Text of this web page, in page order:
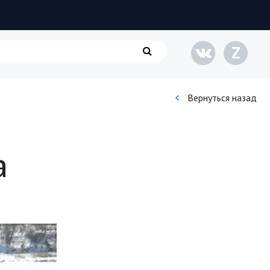
Домашние животные
Строительство
Культура и общество
Z
Вернуться назад